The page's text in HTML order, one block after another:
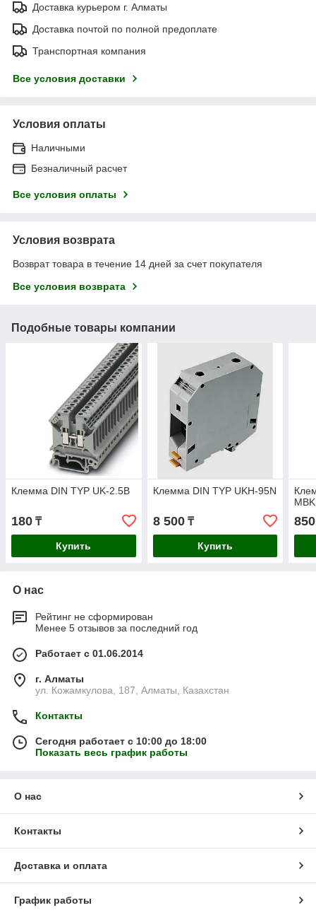
Доставка курьером г. Алматы
Доставка почтой по полной предоплате
Транспортная компания
Все условия доставки
Условия оплаты
Наличными
Безналичный расчет
Все условия оплаты
Условия возврата
Возврат товара в течение 14 дней за счет покупателя
Все условия возврата
Подобные товары компании
Клемма DIN TYP UK-2.5B
180 ₸
Купить
Клемма DIN TYP UKH-95N
8 500₸
Купить
850
О нас
Рейтинг не сформирован
Менее 5 отзывов за последний год
Работает с 01.06.2014
г. Алматы
ул. Кожамкулова, 187, Алматы, Казахстан
Контакты
Сегодня работает с 10:00 до 18:00
Показать весь график работы
О нас
Контакты
Доставка и оплата
График работы